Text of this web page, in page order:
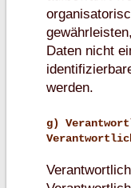
Daten nicht
werden.
g)